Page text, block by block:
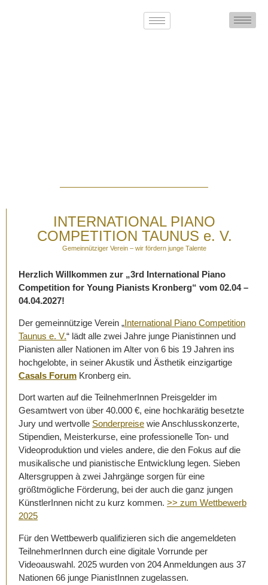
INTERNATIONAL PIANO
COMPETITION TAUNUS e. V.
Gemeinnütziger Verein – wir fördern junge Talente
Herzlich Willkommen zur „3rd International Piano
Competition for Young Pianists Kronberg“ vom 02.04 –
04.04.2027!
Der gemeinnützige Verein „International Piano Competition
Taunus e. V.“ lädt alle zwei Jahre junge Pianistinnen und
Pianisten aller Nationen im Alter von 6 bis 19 Jahren ins
hochgelobte, in seiner Akustik und Ästhetik einzigartige
Casals Forum Kronberg ein.
Dort warten auf die TeilnehmerInnen Preisgelder im
Gesamtwert von über 40.000 €, eine hochkarätig besetzte
Jury und wertvolle Sonderpreise wie Anschlusskonzerte,
Stipendien, Meisterkurse, eine professionelle Ton- und
Videoproduktion und vieles andere, die den Fokus auf die
musikalische und pianistische Entwicklung legen. Sieben
Altersgruppen à zwei Jahrgänge sorgen für eine
größtmögliche Förderung, bei der auch die ganz jungen
KünstlerInnen nicht zu kurz kommen. >> zum Wettbewerb
2025
Für den Wettbewerb qualifizieren sich die angemeldeten
TeilnehmerInnen durch eine digitale Vorrunde per
Videoauswahl. 2025 wurden von 204 Anmeldungen aus 37
Nationen 66 junge PianistInnen zugelassen.